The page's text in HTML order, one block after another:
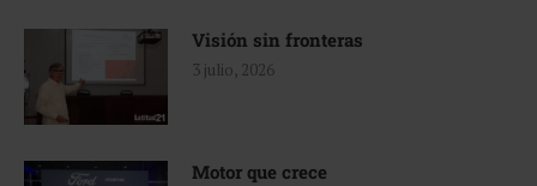
Visión sin fronteras
3 julio, 2026
Motor que crece